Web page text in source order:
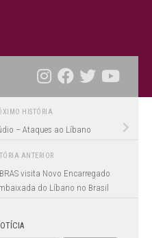
HISTÓRIA
– Ataques ao Líbano
ANTERIOR
visita Novo Encarregado
do Líbano no Brasil